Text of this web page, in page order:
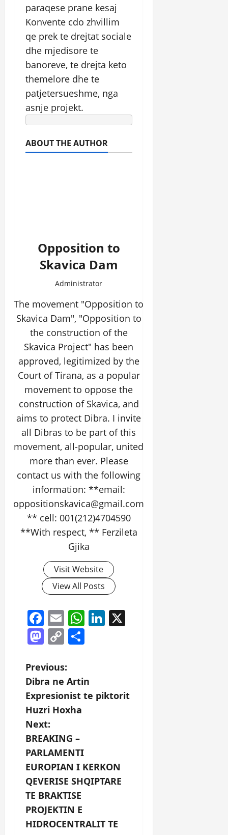
paraqese prane kesaj
Konvente cdo zhvillim
qe prek te drejtat sociale
dhe mjedisore te
banoreve, te drejta keto
themelore dhe te
patjetersueshme, nga
asnje projekt.
ABOUT THE AUTHOR
Opposition to
Skavica Dam
Administrator
The movement "Opposition to
Skavica Dam", "Opposition to
the construction of the
Skavica Project" has been
approved, legitimized by the
Court of Tirana, as a popular
movement to oppose the
construction of Skavica, and
aims to protect Dibra. I invite
all Dibras to be part of this
movement, all-popular, united
more than ever. Please
contact us with the following
information: **email:
oppositionskavica@gmail.com
** cell: 001(212)4704590
**With respect, ** Ferzileta
Gjika
Visit Website
View All Posts
Facebook
EmailWhatsApp
LinkedIn
Mastodon
Copy
P
o
s
t
n
a
v
i
Previous:
Dibra ne Artin
Expresionist te piktorit
Huzri Hoxha
Next:
BREAKING –
PARLAMENTI
EUROPIAN I KERKON
QEVERISE SHQIPTARE
TE BRAKTISE
PROJEKTIN E
HIDROCENTRALIT TE